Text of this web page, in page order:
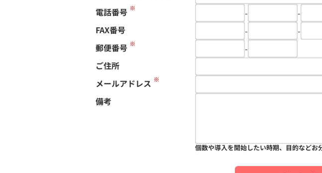
電話番号 ※ -
-
FAX番号
-
-
郵便番号 ※
-
ご住所
メールアドレス ※
備考
個数や導入を開始したい時期、目的などお